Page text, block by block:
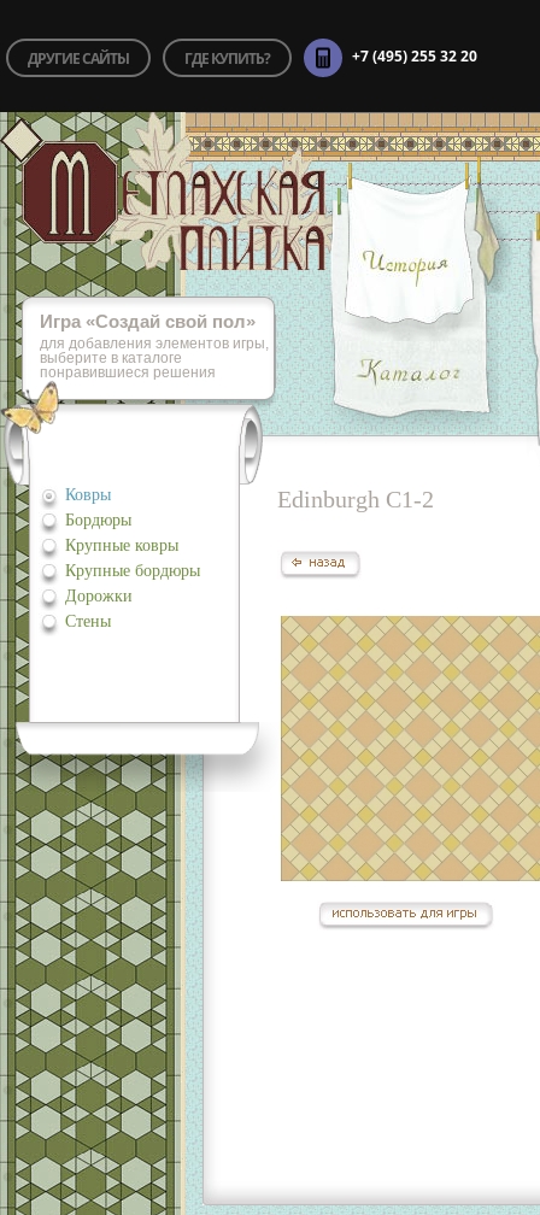
ДРУГИЕ САЙТЫ ГДЕ КУПИТЬ? +7 (495) 255 32 20
Игра «Cоздай свой пол»
для добавления элементов игры,
выберите в каталоге
понравившиеся решения
Ковры
Бордюры
Крупные ковры
Крупные бордюры
Дорожки
Стены
Edinburgh C1-2